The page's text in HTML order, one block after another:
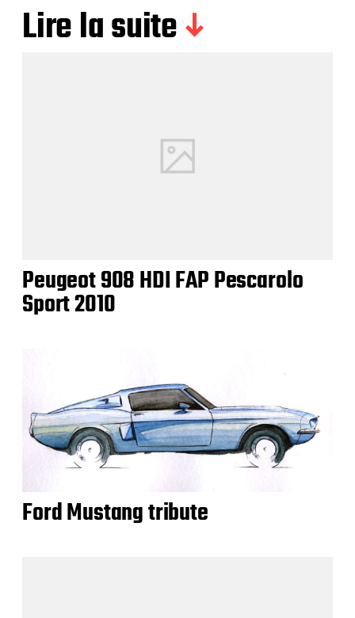
Lire la suite
Peugeot 908 HDI FAP Pescarolo
Sport 2010
Ford Mustang tribute